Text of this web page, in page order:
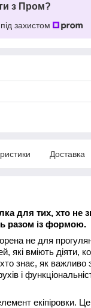
з Пром?
захистом
Доставка
для тих, хто не
разом із формою.
не для
які вміють діяти,
знає, як важливо
і
екіпіровки.